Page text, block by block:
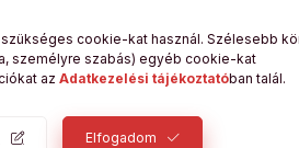
Szárított zöldfűszerek
A TERMÉKRŐL
cookie-kat használ. Szélesebb
személyre szabás) egyéb cookie-kat
az Adatkezelési tájékoztatóban talál.
Elfogadom